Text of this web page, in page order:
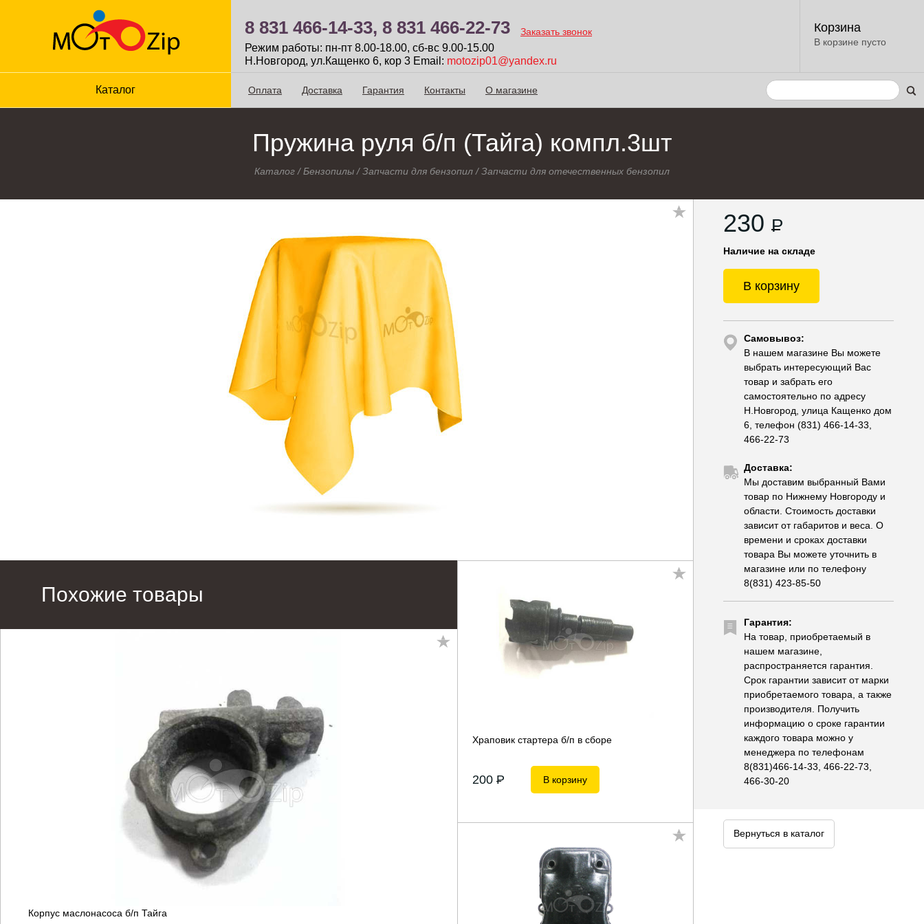
8 831 466-14-33, 8 831 466-22-73 Заказать звонок
Режим работы: пн-пт 8.00-18.00, сб-вc 9.00-15.00
Н.Новгород, ул.Кащенко 6, кор 3 Email: motozip01@yandex.ru
Корзина
В корзине пусто
Каталог Оплата Доставка Гарантия Контакты О магазине
Пружина руля б/п (Тайга) компл.3шт
Каталог /Бензопилы /Запчасти для бензопил /Запчасти для отечественных бензопил
230 P
Наличие на складе
В корзину
Самовывоз:
В нашем магазине Вы можете
выбрать интересующий Вас
товар и забрать его
самостоятельно по адресу
Н.Новгород, улица Кащенко дом
6, телефон (831) 466-14-33,
466-22-73
Доставка:
Мы доставим выбранный Вами
товар по Нижнему Новгороду и
области. Стоимость доставки
зависит от габаритов и веса. О
времени и сроках доставки
товара Вы можете уточнить в
магазине или по телефону
8(831) 423-85-50
Гарантия:
На товар, приобретаемый в
нашем магазине,
распространяется гарантия.
Срок гарантии зависит от марки
приобретаемого товара, а также
производителя. Получить
информацию о сроке гарантии
каждого товара можно у
менеджера по телефонам
8(831)466-14-33, 466-22-73,
466-30-20
Вернуться в каталог
Похожие товары
Корпус маслонасоса б/п Тайга
Храповик стартера б/п в сборе
200 P В корзину